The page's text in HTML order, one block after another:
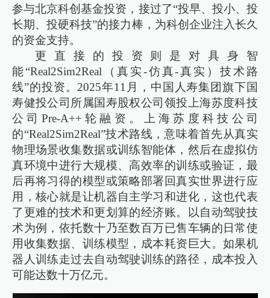
参与北京科创基金投资，接过了“投早、投小、投
长期、投硬科技”的接力棒，为科创企业注入长久
的资金支持。
更直接的投资则是对具身智
能“Real2Sim2Real（真实-仿真-真实）技术路
线”的投资。2025年11月，中国人寿集团旗下国
寿健投公司所属国寿股权公司领投上海苏度科技
公司Pre-A++轮融资。上海苏度科技公司
的“Real2Sim2Real”技术路线，意味着首先从真实
物理场景收集数据或训练智能体，然后在虚拟仿
真环境中进行大规模、高效率的训练或验证，最
后再将习得的模型或策略部署回真实世界进行应
用，核心就是让机器自主学习和进化，这也代表
了更难的技术和更划算的经济账。以自动驾驶技
术为例，依托数十乃至数百万已售车辆的日常使
用收集数据、训练模型，成本耗资巨大。如果机
器人训练走过去自动驾驶训练的路径，成本投入
可能达数十万亿元。